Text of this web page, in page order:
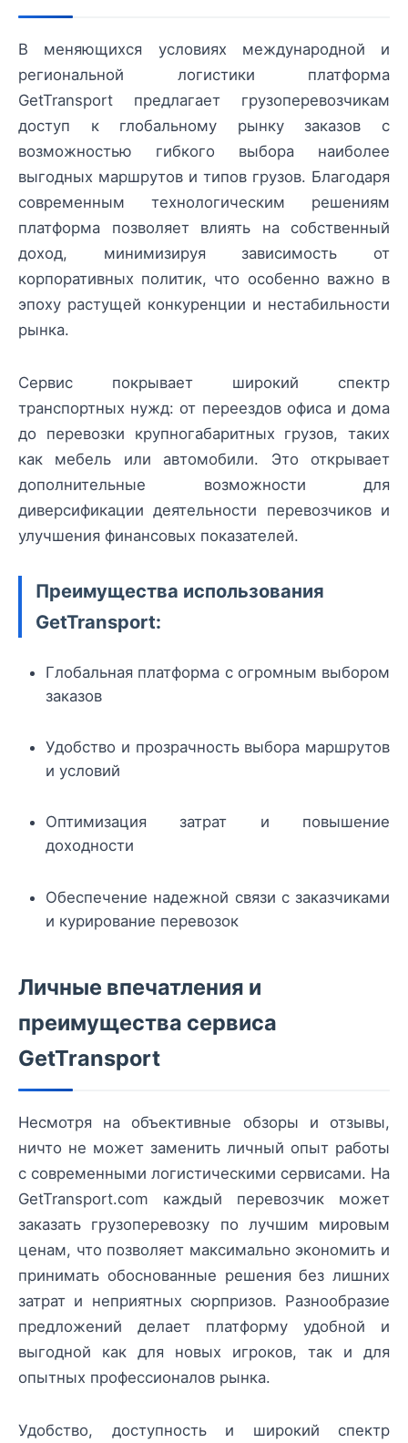
В меняющихся условиях международной и
региональной логистики платформа
GetTransport предлагает грузоперевозчикам
доступ к глобальному рынку заказов с
возможностью гибкого выбора наиболее
выгодных маршрутов и типов грузов. Благодаря
современным технологическим решениям
платформа позволяет влиять на собственный
доход, минимизируя зависимость от
корпоративных политик, что особенно важно в
эпоху растущей конкуренции и нестабильности
рынка.
Сервис покрывает широкий спектр
транспортных нужд: от переездов офиса и дома
до перевозки крупногабаритных грузов, таких
как мебель или автомобили. Это открывает
дополнительные возможности для
диверсификации деятельности перевозчиков и
улучшения финансовых показателей.
Преимущества использования
GetTransport:
Глобальная платформа с огромным выбором
заказов
Удобство и прозрачность выбора маршрутов
и условий
Оптимизация затрат и повышение
доходности
Обеспечение надежной связи с заказчиками
и курирование перевозок
Личные впечатления и
преимущества сервиса
GetTransport
Несмотря на объективные обзоры и отзывы,
ничто не может заменить личный опыт работы
с современными логистическими сервисами. На
GetTransport.com каждый перевозчик может
заказать грузоперевозку по лучшим мировым
ценам, что позволяет максимально экономить и
принимать обоснованные решения без лишних
затрат и неприятных сюрпризов. Разнообразие
предложений делает платформу удобной и
выгодной как для новых игроков, так и для
опытных профессионалов рынка.
Удобство, доступность и широкий спектр